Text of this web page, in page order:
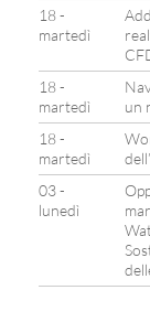
18 -
martedì
18 -
martedì
un
18 -
martedì
03 -
lunedì